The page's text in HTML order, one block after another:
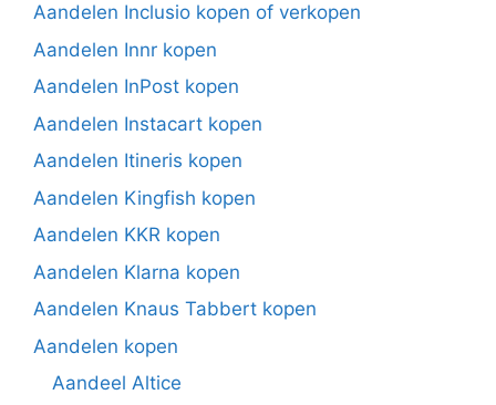
Aandelen Inclusio kopen of verkopen
Aandelen Innr kopen
Aandelen InPost kopen
Aandelen Instacart kopen
Aandelen Itineris kopen
Aandelen Kingfish kopen
Aandelen KKR kopen
Aandelen Klarna kopen
Aandelen Knaus Tabbert kopen
Aandelen kopen
Aandeel Altice